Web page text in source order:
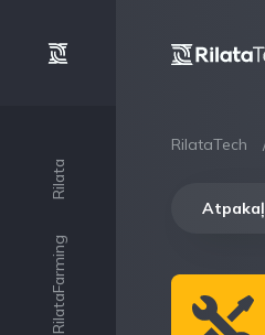
Rilata
RilataFarming
RilataTech
Atpakaļ